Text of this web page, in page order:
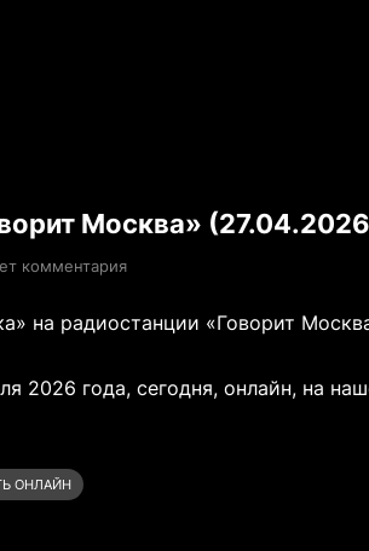
Москва»
комментария
на радиостанции «Говорит
2026 года, сегодня, онлайн, на
ОНЛАЙН